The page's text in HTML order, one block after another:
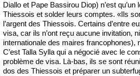
Diallo et Pape Bassirou Diop) n’est qu’un
Thiessois et solder leurs comptes. «Ils
l’argent des Thiessois. Certains d’entre
visa, car ils n’ont reçu aucune invitation,
internationale des maires francophones),
C’est Talla Sylla qui a négocié avec le
problème de visa. Là-bas, ils se sont
dos des Thiessois et préparer un